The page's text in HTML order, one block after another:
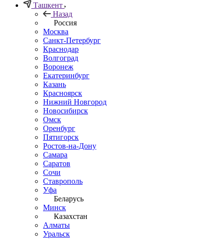
Ташкент
Назад
Россия
Москва
Санкт-Петербург
Краснодар
Волгоград
Воронеж
Екатеринбург
Казань
Красноярск
Нижний Новгород
Новосибирск
Омск
Оренбург
Пятигорск
Ростов-на-Дону
Самара
Саратов
Сочи
Ставрополь
Уфа
Беларусь
Минск
Казахстан
Алматы
Уральск